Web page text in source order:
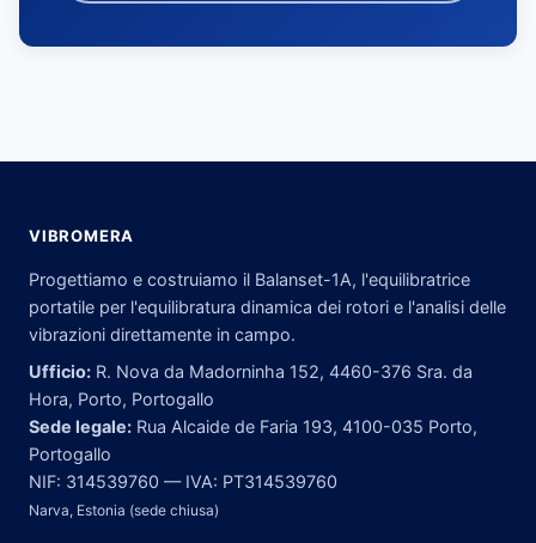
VIBROMERA
Progettiamo e costruiamo il Balanset-1A, l'equilibratrice
portatile per l'equilibratura dinamica dei rotori e l'analisi delle
vibrazioni direttamente in campo.
Ufficio: R. Nova da Madorninha 152, 4460-376 Sra. da
Hora, Porto, Portogallo
Sede legale: Rua Alcaide de Faria 193, 4100-035 Porto,
Portogallo
NIF: 314539760 — IVA: PT314539760
Narva, Estonia (sede chiusa)